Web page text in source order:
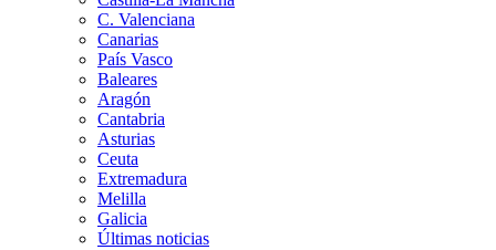
C. Valenciana
Canarias
País Vasco
Baleares
Aragón
Cantabria
Asturias
Ceuta
Extremadura
Melilla
Galicia
Últimas noticias